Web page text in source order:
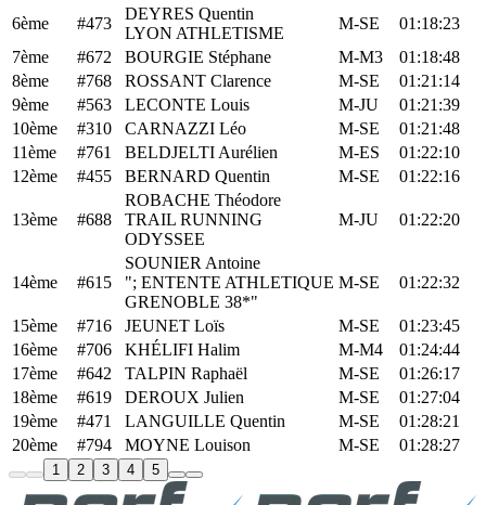
6ème #473
DEYRES Quentin
LYON ATHLETISME
M-SE
01:18:23
7ème
#672 BOURGIE Stéphane M-M3
01:18:48
8ème
#768 ROSSANT Clarence M-SE
01:21:14
9ème
#563 LECONTE Louis M-JU
01:21:39
10ème
#310 CARNAZZI Léo M-SE
01:21:48
11ème
#761 BELDJELTI Aurélien M-ES
01:22:10
12ème
#455 BERNARD Quentin M-SE 01:22:16
13ème #688
ROBACHE Théodore
TRAIL RUNNING
ODYSSEE
M-JU 01:22:20
14ème #615
SOUNIER Antoine
"; ENTENTE ATHLETIQUE
GRENOBLE 38*"
M-SE 01:22:32
15ème #716 JEUNET Loïs M-SE
01:23:45
16ème
#706 KHÉLIFI Halim M-M4
01:24:44
17ème
#642 TALPIN Raphaël M-SE
01:26:17
18ème
#619 DEROUX Julien M-SE
01:27:04
19ème
#471 LANGUILLE Quentin M-SE
01:28:21
20ème
#794 MOYNE Louison M-SE 01:28:27
1 2 3 4 5